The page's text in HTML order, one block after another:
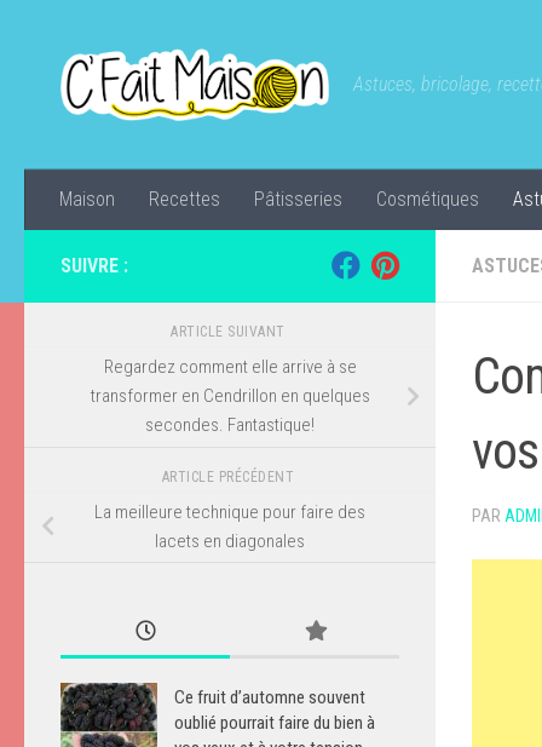
Astuces, bricolage,
Maison Recettes Pâtisseries Cosmétiques
PAR
SUIVRE :
ARTICLE SUIVANT
Regardez comment elle arrive à se
transformer en Cendrillon en quelques
secondes. Fantastique!
ARTICLE PRÉCÉDENT
La meilleure technique pour faire des
lacets en diagonales
Ce fruit d’automne souvent
oublié pourrait faire du bien à